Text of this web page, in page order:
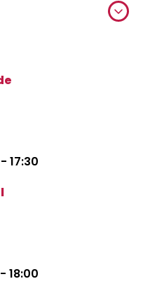
17:30
18:00